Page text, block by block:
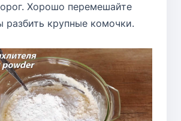
Хорошо перемешайте
разбить крупные комочки.